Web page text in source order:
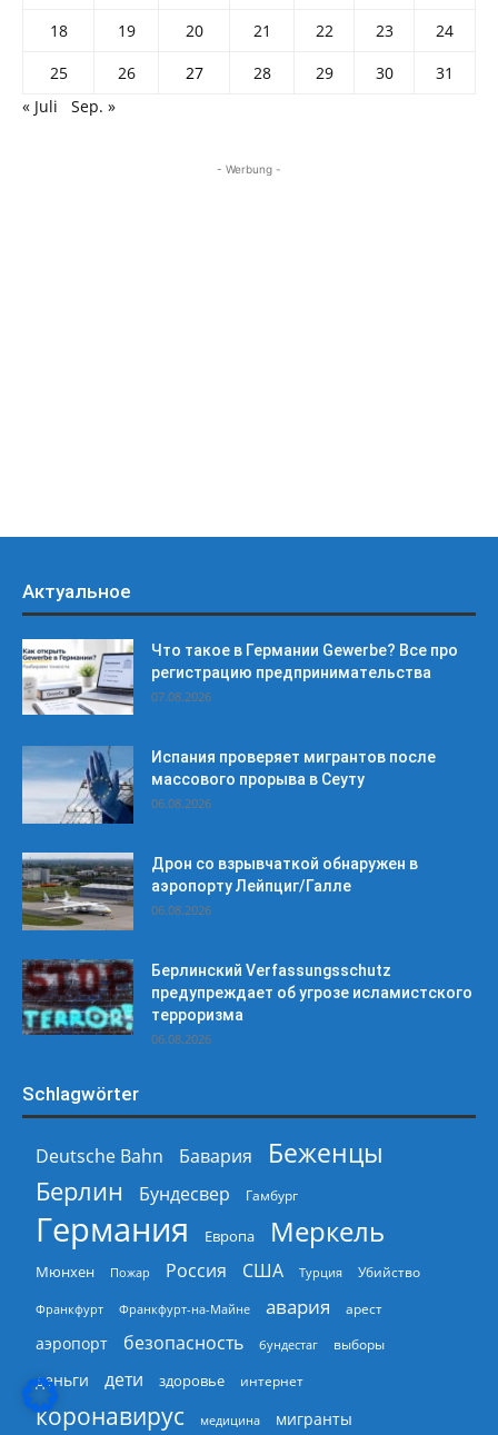
18
19 20 21 22 23
24
25
26 27 28 29 30
31
« Juli
Sep. »
- Werbung -
Актуальное
Что такое в Германии Gewerbe? Все про
регистрацию предпринимательства
07.08.2026
Испания проверяет мигрантов после
массового прорыва в Сеуту
06.08.2026
Дрон со взрывчаткой обнаружен в
аэропорту Лейпциг/Галле
06.08.2026
Берлинский Verfassungsschutz
предупреждает об угрозе исламистского
терроризма
06.08.2026
Schlagwörter
Deutsche Bahn Бавария
Беженцы
Берлин
Бундесвер Гамбург
Германия Европа Меркель
Мюнхен Пожар Россия США Турция Убийство
Франкфурт Франкфурт-на-Майне авария арест
аэропорт безопасность бундестаг выборы
деньги дети здоровье интернет
коронавирус медицина мигранты